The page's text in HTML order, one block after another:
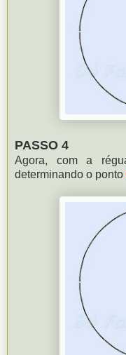
PASSO 4
Agora, com a
determinando o ponto